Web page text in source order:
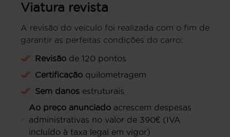
Viatura revista
A revisão do veículo foi realizada com o fim de
garantir as perfeitas condições do carro:
Revisão de 120 pontos
Certificação quilometragem
Sem danos estruturais
Ao preço anunciado acrescem despesas
administrativas no valor de 390€ (IVA
incluído à taxa legal em vigor)